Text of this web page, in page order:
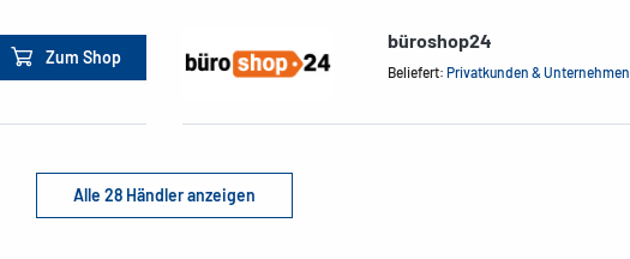
Zum Shop
büroshop24
Beliefert: Privatkunden & Unternehmen
Alle 28 Händler anzeigen